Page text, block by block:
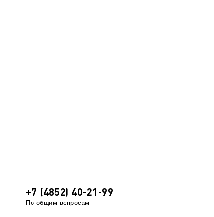
+7 (4852) 40-21-99
По общим вопросам